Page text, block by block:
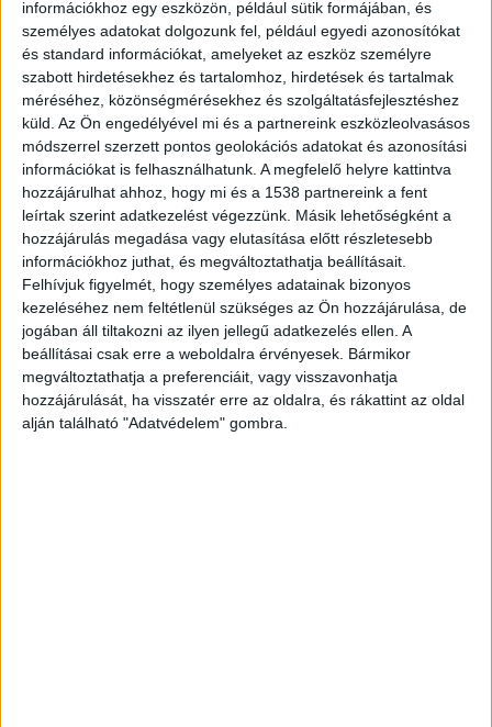
információkhoz egy eszközön, például sütik formájában, és
személyes adatokat dolgozunk fel, például egyedi azonosítókat
és standard információkat, amelyeket az eszköz személyre
szabott hirdetésekhez és tartalomhoz, hirdetések és tartalmak
méréséhez, közönségmérésekhez és szolgáltatásfejlesztéshez
küld. Az Ön engedélyével mi és a partnereink eszközleolvasásos
módszerrel szerzett pontos geolokációs adatokat és azonosítási
információkat is felhasználhatunk. A megfelelő helyre kattintva
hozzájárulhat ahhoz, hogy mi és a 1538 partnereink a fent
leírtak szerint adatkezelést végezzünk. Másik lehetőségként a
hozzájárulás megadása vagy elutasítása előtt részletesebb
információkhoz juthat, és megváltoztathatja beállításait.
Felhívjuk figyelmét, hogy személyes adatainak bizonyos
kezeléséhez nem feltétlenül szükséges az Ön hozzájárulása, de
jogában áll tiltakozni az ilyen jellegű adatkezelés ellen. A
beállításai csak erre a weboldalra érvényesek. Bármikor
megváltoztathatja a preferenciáit, vagy visszavonhatja
hozzájárulását, ha visszatér erre az oldalra, és rákattint az oldal
alján található "Adatvédelem" gombra.
Forgalmi rend
Szerda reggel ismét elgázolt egy embert a HÉV
Budapesten, a 3. kerületben. A helyszínelés
miatt, a MÁV tájékoztatása szerint a H5-ös
HÉV Csillaghegy állomáson mindkét irányban a
Szentendre irányú peronnál áll meg.A Kékvillogó
legfrissebb híreit ide kattintva éred el! A
Facebookon már 341 ezernél is többen követnek
minket